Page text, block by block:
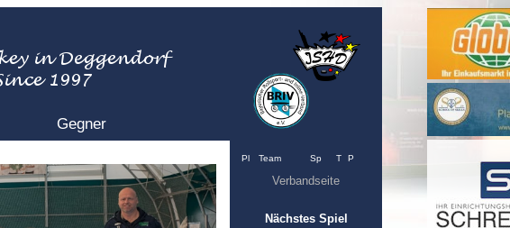
Gegner
Pl Team Sp T P
Verbandseite
Nächstes Spiel